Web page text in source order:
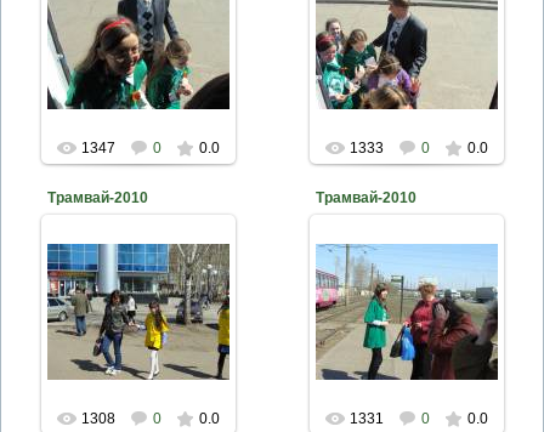
2010-04-26
naturalist
1347 0 0.0
2010-04-26
naturalist
1333 0 0.0
Трамвай-2010
2010-04-26
naturalist
1308 0 0.0
Трамвай-2010
2010-04-26
naturalist
1331 0 0.0